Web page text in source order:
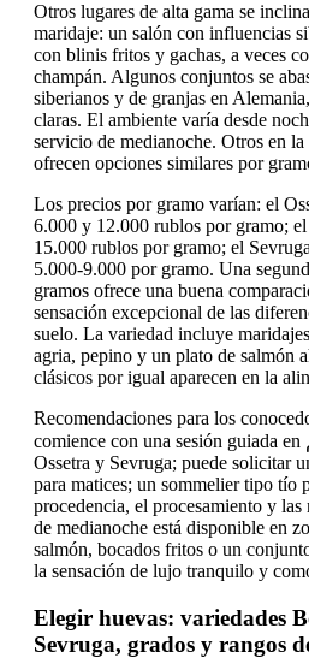
Otros lugares de alta gama se
maridaje: un salón con influencias
con blinis fritos y gachas, a veces
champán. Algunos conjuntos se
siberianos y de granjas en
claras. El ambiente varía desde
servicio de medianoche. Otros en la
ofrecen opciones similares por
Los precios por gramo varían: el
6.000 y 12.000 rublos por gramo;
15.000 rublos por gramo; el
5.000-9.000 por gramo. Una
gramos ofrece una buena
sensación excepcional de las
suelo. La variedad incluye
agria, pepino y un plato de salmón
clásicos por igual aparecen en la
Recomendaciones para los
comience con una sesión guiada en مطعم para comparar
Ossetra y Sevruga; puede solicitar
para matices; un sommelier tipo tío
procedencia, el procesamiento y las
de medianoche está disponible en
salmón, bocados fritos o un
la sensación de lujo tranquilo y
Elegir huevas: variedades
Sevruga, grados y rangos